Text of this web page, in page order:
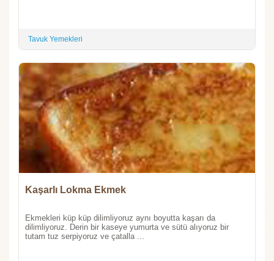
Tavuk Yemekleri
Kaşarlı Lokma Ekmek
Ekmekleri küp küp dilimliyoruz aynı boyutta kaşarı da
dilimliyoruz. Derin bir kaseye yumurta ve sütü alıyoruz bir
tutam tuz serpiyoruz ve çatalla ...